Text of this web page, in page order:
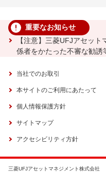
重要なお知らせ
【注意】三菱UFJアセッ
係者をかたった不審な勧誘
当社でのお取引
本サイトのご利用にあたって
個人情報保護方針
サイトマップ
アクセシビリティ方針
三菱UFJアセットマネジメント株式会社